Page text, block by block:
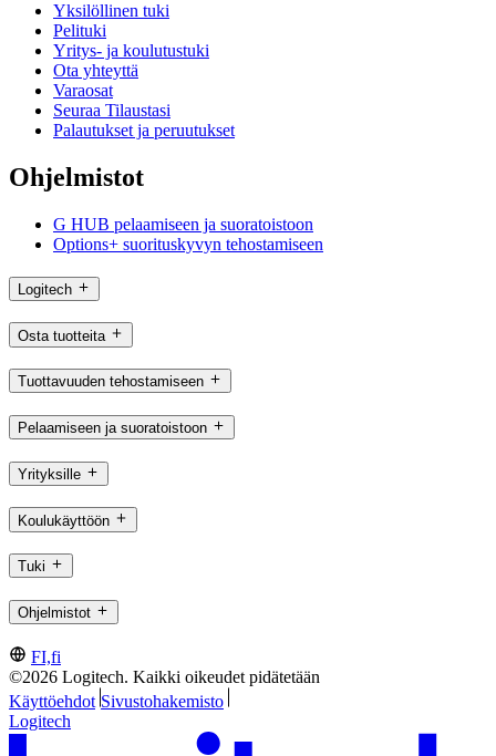
Yksilöllinen tuki
Pelituki
Yritys- ja koulutustuki
Ota yhteyttä
Varaosat
Seuraa Tilaustasi
Palautukset ja peruutukset
Ohjelmistot
G HUB pelaamiseen ja suoratoistoon
Options+ suorituskyvyn tehostamiseen
Logitech
Osta tuotteita
Tuottavuuden tehostamiseen
Pelaamiseen ja suoratoistoon
Yrityksille
Koulukäyttöön
Tuki
Ohjelmistot
FI,fi
©2026 Logitech. Kaikki oikeudet pidätetään
Käyttöehdot Sivustohakemisto
Logitech